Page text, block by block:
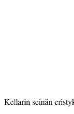
Kellarin seinän